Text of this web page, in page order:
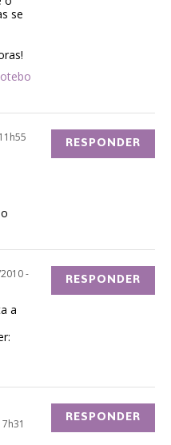
se
RESPONDER
-
a
RESPONDER
RESPONDER